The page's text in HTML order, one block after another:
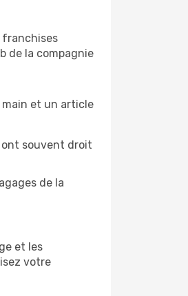
franchises
de la compagnie
main et un article
ont souvent droit
de la
et les
votre